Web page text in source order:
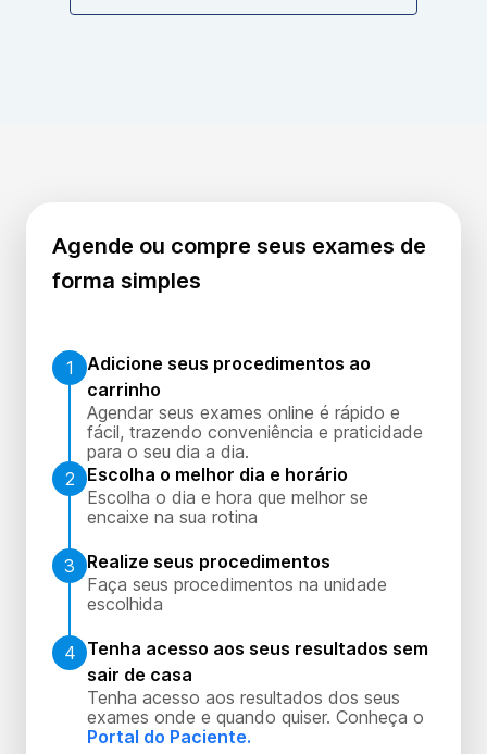
Agende ou compre seus exames de
forma simples
1
Adicione seus procedimentos ao
carrinho
Agendar seus exames online é rápido e
fácil, trazendo conveniência e praticidade
para o seu dia a dia.
2
Escolha o melhor dia e horário
Escolha o dia e hora que melhor se
encaixe na sua rotina
3
Realize seus procedimentos
Faça seus procedimentos na unidade
escolhida
4 Tenha acesso aos seus resultados sem
sair de casa
Tenha acesso aos resultados dos seus
exames onde e quando quiser. Conheça o
Portal do Paciente.